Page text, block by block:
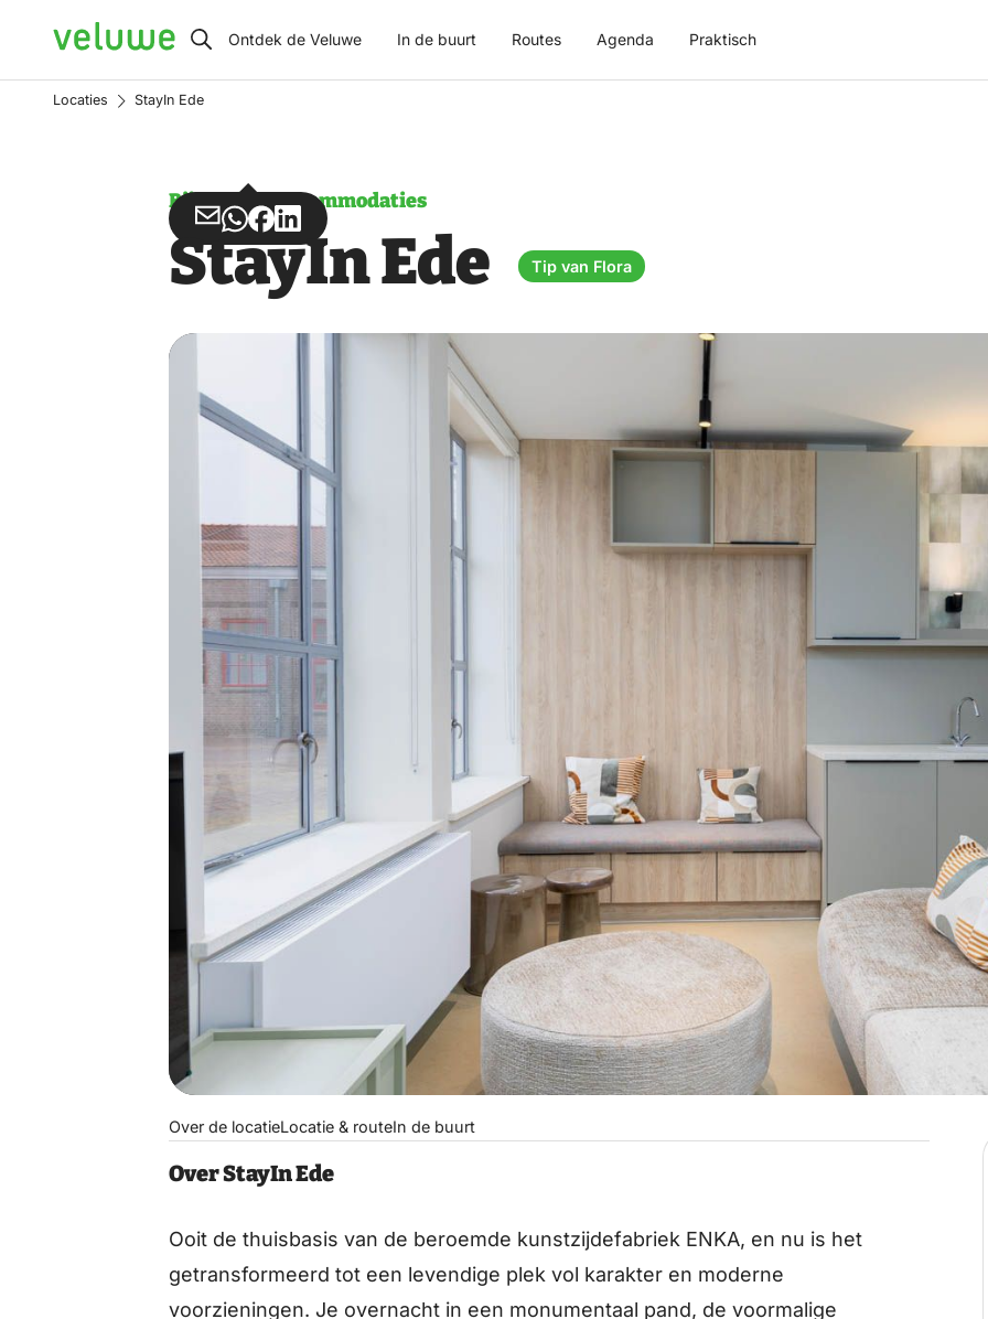
Veluwe Ontdek de Veluwe In de buurt Routes Agenda Praktisch
Locaties StayIn Ede
Bijzondere accommodaties
Deel
via
Deel
via
WhatsApp
Deel
op
Facebook
Deel
op
LinkedIn
StayIn Ede Tip van Flora
Over de locatieLocatie & routeIn de buurt
Over StayIn Ede
Ooit de thuisbasis van de beroemde kunstzijdefabriek ENKA, en nu is het
getransformeerd tot een levendige plek vol karakter en moderne
voorzieningen. Je overnacht in een monumentaal pand, de voormalige